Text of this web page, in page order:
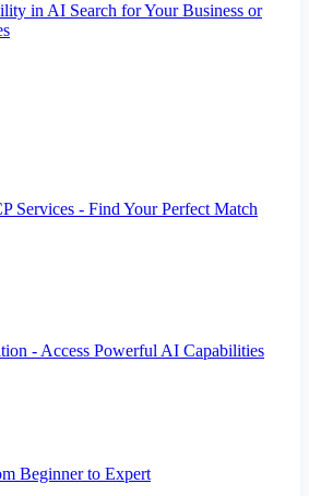
in AI Search for Your Business or
Services - Find Your Perfect Match
- Access Powerful AI Capabilities
Beginner to Expert